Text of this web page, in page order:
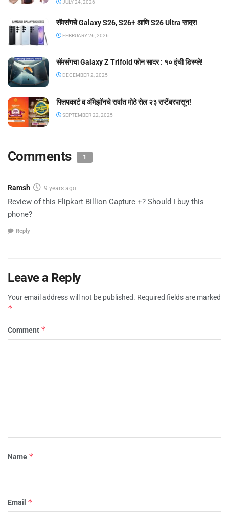
JULY 24, 2026
सॅमसंगचे Galaxy S26, S26+ आणि S26 Ultra सादर!
FEBRUARY 26, 2026
सॅमसंगचा Galaxy Z Trifold फोन सादर : १० इंची डिस्प्ले!
DECEMBER 2, 2025
फ्लिपकार्ट व ॲमेझॉनचे सर्वात मोठे सेल २३ सप्टेंबरपासून!
SEPTEMBER 22, 2025
Comments 1
Ramsh 9 years ago
Review of this Flipkart Billion Capture +? Should I buy this
phone?
Reply
Leave a Reply
Your email address will not be published. Required fields are marked
*
Comment *
Name *
Email *